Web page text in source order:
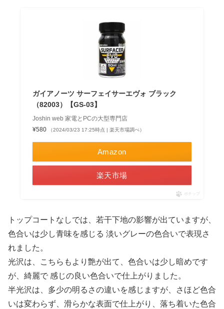
ガイアノーツ サーフェイサーエヴォ ブラック
（82003）【GS-03】
Joshin web 家電とPCの大型専門店
¥580
（2024/03/23 17:25時点 | 楽天市場調べ）
Amazon
楽天市場
ポチップ
トップコートなしでは、若干下地の影響が出ていますが、
色合いは少し青味を感じる 淡いグレーの色合いで表現さ
れました。
光沢は、こちらもより艶が出て、色合いは少し暗めです
が、綺麗で 感じの良い色合いで仕上がりました。
半光沢は、多少の明るさの違いを感じますが、さほど色合
いは変わらず、滑らかな表面で仕上がり、落ち着いた色合